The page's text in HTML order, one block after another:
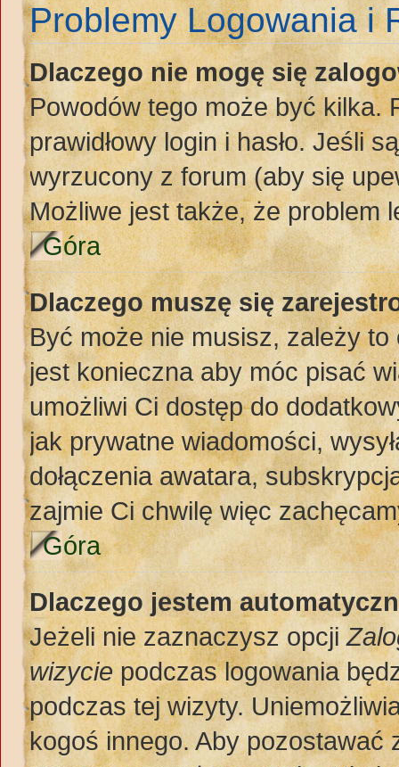
Problemy Logowania i
Dlaczego nie mogę się
Powodów tego może być kilka.
prawidłowy login i hasło. Jeśli
wyrzucony z forum (aby się
Możliwe jest także, że problem
Góra
Dlaczego muszę się
Być może nie musisz, zależy
jest konieczna aby móc pisać
umożliwi Ci dostęp do
jak prywatne wiadomości,
dołączenia awatara,
zajmie Ci chwilę więc
Góra
Dlaczego jestem
Jeżeli nie zaznaczysz opcji
wizyciepodczas logowania
podczas tej wizyty.
kogoś innego. Aby